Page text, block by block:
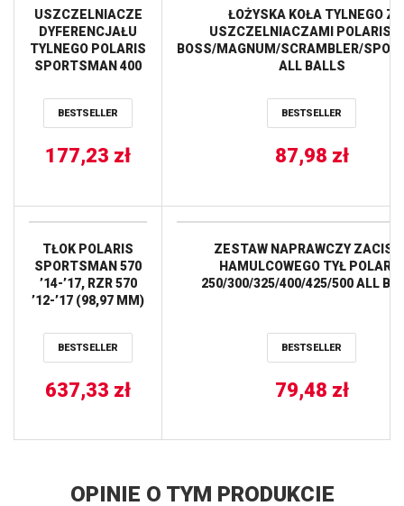
USZCZELNIACZE
DYFERENCJAŁU
TYLNEGO POLARIS
SPORTSMAN 400
450 06,
SPORTSMAN 500
SPORTSMAN 500
EFI 06-09 ALL
BESTSELLER
177,23 zł
ŁOŻYSKA KOŁA TYLNEGO Z
USZCZELNIACZAMI POLARIS
BOSS/MAGNUM/SCRAMBLER/
ALL BALLS
BESTSELLER
87,98 zł
TŁOK POLARIS
SPORTSMAN 570
’14-’17, RZR 570
’12-’17 (98,97 MM)
BESTSELLER
637,33 zł
ZESTAW NAPRAWCZY
HAMULCOWEGO TYŁ POLARIS
250/300/325/400/425/500 ALL
BESTSELLER
79,48 zł
OPINIE O TYM PRODUKCIE